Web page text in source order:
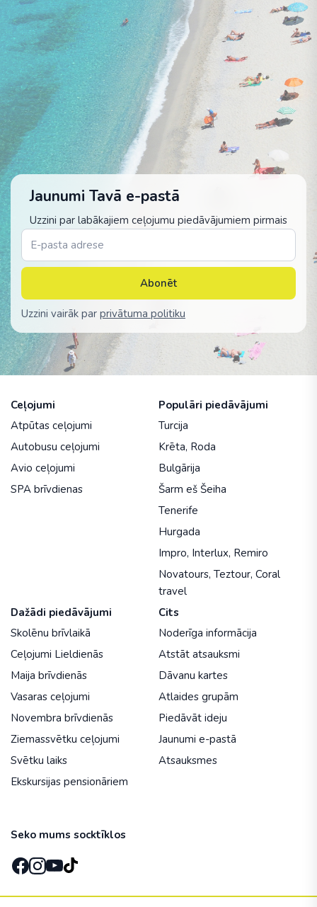
Jaunumi Tavā e-pastā
Uzzini par labākajiem ceļojumu piedāvājumiem pirmais
Abonēt
Uzzini vairāk par privātuma politiku
Ceļojumi
Atpūtas ceļojumi
Autobusu ceļojumi
Avio ceļojumi
SPA brīvdienas
Populāri piedāvājumi
Turcija
Krēta, Roda
Bulgārija
Šarm eš Šeiha
Tenerife
Hurgada
Impro, Interlux, Remiro
Novatours, Teztour, Coral
travel
Dažādi piedāvājumi
Skolēnu brīvlaikā
Ceļojumi Lieldienās
Maija brīvdienās
Vasaras ceļojumi
Novembra brīvdienās
Ziemassvētku ceļojumi
Svētku laiks
Ekskursijas pensionāriem
Cits
Noderīga informācija
Atstāt atsauksmi
Dāvanu kartes
Atlaides grupām
Piedāvāt ideju
Jaunumi e-pastā
Atsauksmes
Seko mums socktīklos